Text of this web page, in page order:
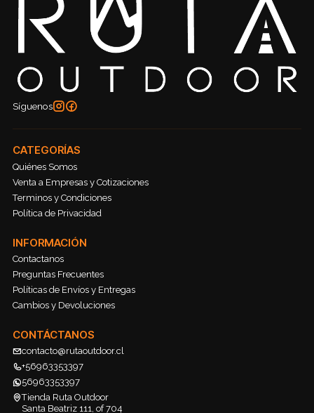
Síguenos
CATEGORÍAS
Quiénes Somos
Venta a Empresas y Cotizaciones
Terminos y Condiciones
Política de Privacidad
INFORMACIÓN
Contactanos
Preguntas Frecuentes
Políticas de Envíos y Entregas
Cambios y Devoluciones
CONTÁCTANOS
contacto@rutaoutdoor.cl
+56963353397
56963353397
Tienda Ruta Outdoor
Santa Beatriz 111, of 704